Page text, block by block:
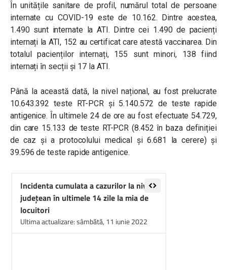
În unitățile sanitare de profil, numărul total de persoane
internate cu COVID-19 este de 10.162. Dintre acestea,
1.490 sunt internate la ATI. Dintre cei 1.490 de pacienți
internați la ATI, 152 au certificat care atestă vaccinarea. Din
totalul pacienților internați, 155 sunt minori, 138 fiind
internați în secții și 17 la ATI.
Până la această dată, la nivel național, au fost prelucrate
10.643.392 teste RT-PCR și 5.140.572 de teste rapide
antigenice. În ultimele 24 de ore au fost efectuate 54.729,
din care 15.133 de teste RT-PCR (8.452 în baza definiției
de caz și a protocolului medical și 6.681 la cerere) și
39.596 de teste rapide antigenice.